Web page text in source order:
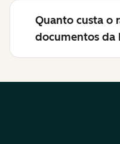
Quanto custa o
documentos da